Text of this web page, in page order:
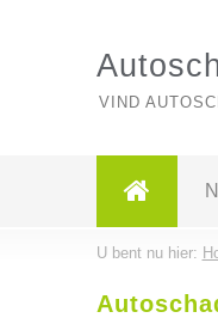
VIND
U bent nu hier: